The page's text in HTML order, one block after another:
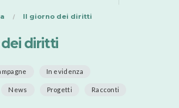
Il giorno dei diritti
diritti
In evidenza
News Progetti Racconti